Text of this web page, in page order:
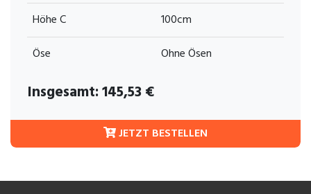
Höhe C
100cm
Öse
Ohne Ösen
Insgesamt:145,53€
JETZT BESTELLEN